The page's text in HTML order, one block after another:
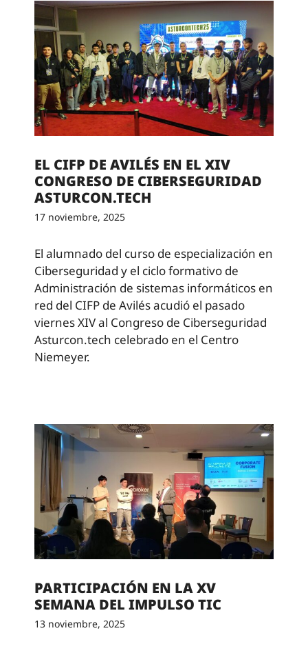
EL CIFP DE AVILÉS EN EL XIV
CONGRESO DE CIBERSEGURIDAD
ASTURCON.TECH
17 noviembre, 2025
El alumnado del curso de especialización en
Ciberseguridad y el ciclo formativo de
Administración de sistemas informáticos en
red del CIFP de Avilés acudió el pasado
viernes XIV al Congreso de Ciberseguridad
Asturcon.tech celebrado en el Centro
Niemeyer.
PARTICIPACIÓN EN LA XV
SEMANA DEL IMPULSO TIC
13 noviembre, 2025